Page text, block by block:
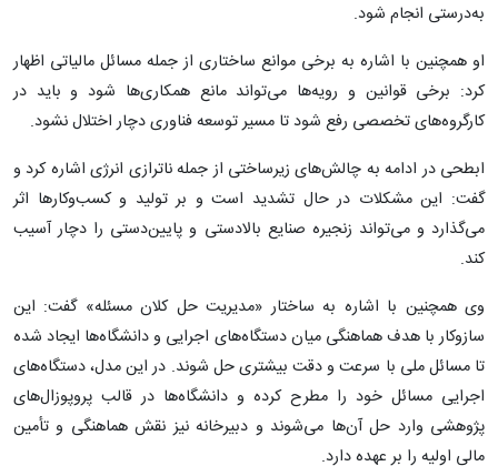
به‌درستی انجام شود.
او همچنین با اشاره به برخی موانع ساختاری از جمله مسائل مالیاتی اظهار
کرد: برخی قوانین و رویه‌ها می‌تواند مانع همکاری‌ها شود و باید در
کارگروه‌های تخصصی رفع شود تا مسیر توسعه فناوری دچار اختلال نشود.
ابطحی در ادامه به چالش‌های زیرساختی از جمله ناترازی انرژی اشاره کرد و
گفت: این مشکلات در حال تشدید است و بر تولید و کسب‌وکارها اثر
می‌گذارد و می‌تواند زنجیره صنایع بالادستی و پایین‌دستی را دچار آسیب
کند.
وی همچنین با اشاره به ساختار «مدیریت حل کلان مسئله» گفت: این
سازوکار با هدف هماهنگی میان دستگاه‌های اجرایی و دانشگاه‌ها ایجاد شده
تا مسائل ملی با سرعت و دقت بیشتری حل شوند. در این مدل، دستگاه‌های
اجرایی مسائل خود را مطرح کرده و دانشگاه‌ها در قالب پروپوزال‌های
پژوهشی وارد حل آن‌ها می‌شوند و دبیرخانه نیز نقش هماهنگی و تأمین
مالی اولیه را بر عهده دارد.